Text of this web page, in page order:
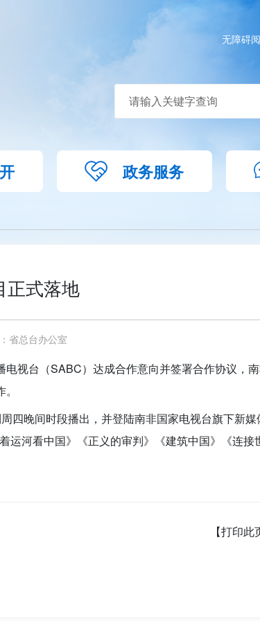
无障碍
政务服务
正式落地
省总台办公室
视台（SABC）达成合作意向并签署合作协议，南
四晚间时段播出，并登陆南非国家电视台旗下新
运河看中国》《正义的审判》《建筑中国》《连接
【打印此